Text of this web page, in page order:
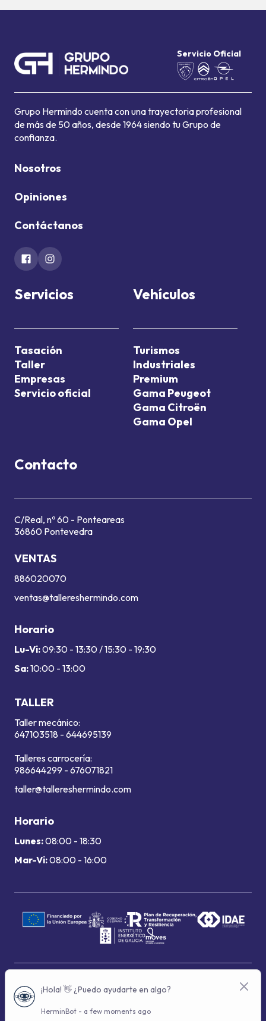
Servicio Oficial
Grupo Hermindo cuenta con una trayectoria profesional
de más de 50 años, desde 1964 siendo tu Grupo de
confianza.
Nosotros
Opiniones
Contáctanos
Servicios
Tasación
Taller
Empresas
Servicio oficial
Vehículos
Turismos
Industriales
Premium
Gama Peugeot
Gama Citroën
Gama Opel
Contacto
C/Real, nº 60 - Ponteareas
36860 Pontevedra
VENTAS
886020070
ventas@tallereshermindo.com
Horario
Lu-Vi:09:30 - 13:30 / 15:30 - 19:30
Sa:10:00 - 13:00
TALLER
Taller mecánico:
647103518 - 644695139
Talleres carrocería:
986644299 - 676071821
taller@tallereshermindo.com
Horario
Lunes:08:00 - 18:30
Mar-Vi:08:00 - 16:00
Términos de uso
Política de privacidad
Política de cookies
© 2024 Grupo Hermindo - Con la tecnología de: